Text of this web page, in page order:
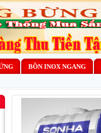
BỒN INOX NGANG